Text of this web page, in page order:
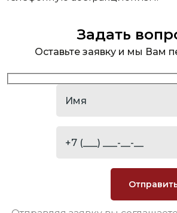
Задать
Оставьте заявку и мы Вам